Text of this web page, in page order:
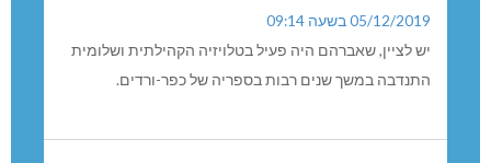
05/12/2019 בשעה 09:14
יש לציין, שאברהם היה פעיל בטלויזיה הקהילתית ושלומית
התנדבה במשך שנים רבות בספריה של כפר-ורדים.